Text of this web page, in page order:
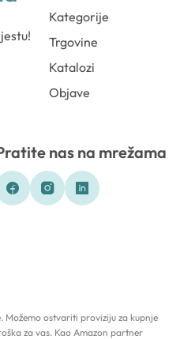
Kategorije
Trgovine
Katalozi
Objave
nas na mrežama
ostvariti proviziju za kupnje
za vas. Kao Amazon partner